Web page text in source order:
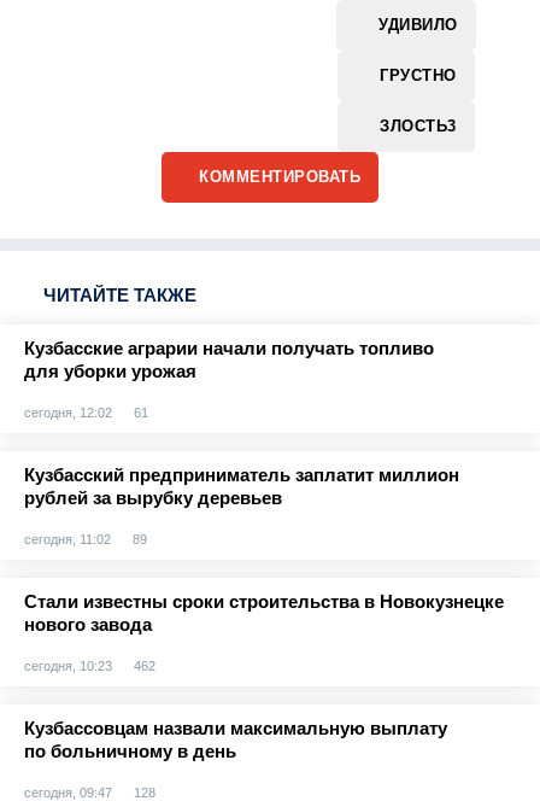
УДИВИЛО
ГРУСТНО
ЗЛОСТЬ3
КОММЕНТИРОВАТЬ
ЧИТАЙТЕ ТАКЖЕ
Кузбасские аграрии начали получать топливо
для уборки урожая
сегодня, 12:02 61
Кузбасский предприниматель заплатит миллион
рублей за вырубку деревьев
сегодня, 11:02 89
Стали известны сроки строительства в Новокузнецке
нового завода
сегодня, 10:23 462
Кузбассовцам назвали максимальную выплату
по больничному в день
сегодня, 09:47 128